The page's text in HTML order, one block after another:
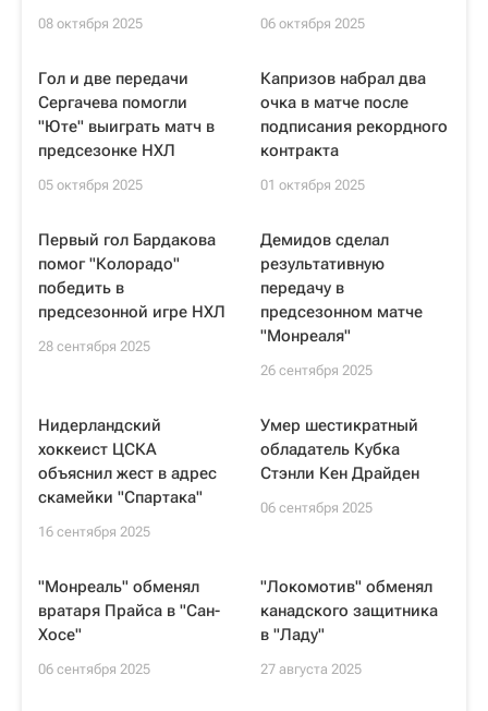
08 октября 2025 06 октября 2025
Гол и две передачи
Сергачева помогли
"Юте" выиграть матч в
предсезонке НХЛ
05 октября 2025
Капризов набрал два
очка в матче после
подписания рекордного
контракта
01 октября 2025
Первый гол Бардакова
помог "Колорадо"
победить в
предсезонной игре НХЛ
28 сентября 2025
Демидов сделал
результативную
передачу в
предсезонном матче
"Монреаля"
26 сентября 2025
Нидерландский
хоккеист ЦСКА
объяснил жест в адрес
скамейки "Спартака"
16 сентября 2025
Умер шестикратный
обладатель Кубка
Стэнли Кен Драйден
06 сентября 2025
"Монреаль" обменял
вратаря Прайса в "Сан-
Хосе"
06 сентября 2025
"Локомотив" обменял
канадского защитника
в "Ладу"
27 августа 2025